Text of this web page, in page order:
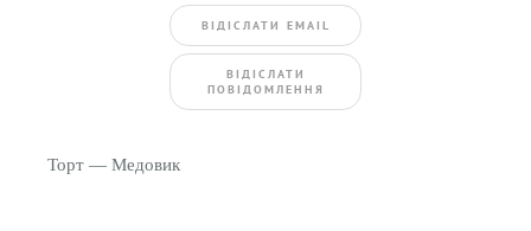
ВIДIСЛАТИ EMAIL
BIДIСЛАТИ
ПОВIДОМЛЕННЯ
Торт — Медовик